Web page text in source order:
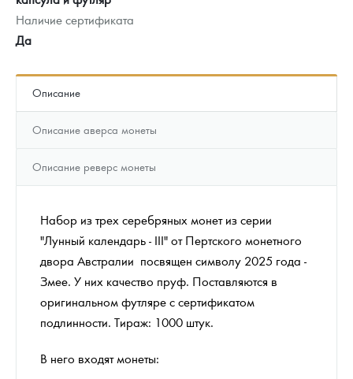
Наличие сертификата
Да
Описание
Описание аверса монеты
Описание реверс монеты
Набор из трех серебряных монет из серии
"Лунный календарь - III" от Пертского монетного
двора Австралии посвящен символу 2025 года -
Змее. У них качество пруф. Поставляются в
оригинальном футляре с сертификатом
подлинности. Тираж: 1000 штук.
В него входят монеты: